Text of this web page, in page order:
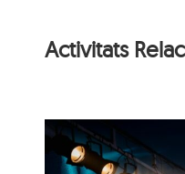
Activitats